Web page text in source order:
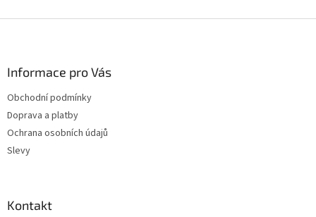
Informace pro Vás
Obchodní podmínky
Doprava a platby
Ochrana osobních údajů
Slevy
Kontakt